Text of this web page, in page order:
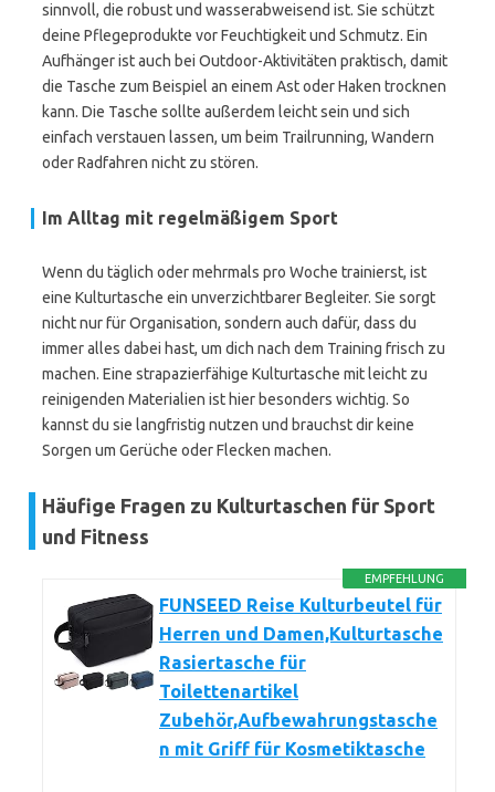
sinnvoll, die robust und wasserabweisend ist. Sie schützt
deine Pflegeprodukte vor Feuchtigkeit und Schmutz. Ein
Aufhänger ist auch bei Outdoor-Aktivitäten praktisch, damit
die Tasche zum Beispiel an einem Ast oder Haken trocknen
kann. Die Tasche sollte außerdem leicht sein und sich
einfach verstauen lassen, um beim Trailrunning, Wandern
oder Radfahren nicht zu stören.
Im Alltag mit regelmäßigem Sport
Wenn du täglich oder mehrmals pro Woche trainierst, ist
eine Kulturtasche ein unverzichtbarer Begleiter. Sie sorgt
nicht nur für Organisation, sondern auch dafür, dass du
immer alles dabei hast, um dich nach dem Training frisch zu
machen. Eine strapazierfähige Kulturtasche mit leicht zu
reinigenden Materialien ist hier besonders wichtig. So
kannst du sie langfristig nutzen und brauchst dir keine
Sorgen um Gerüche oder Flecken machen.
Häufige Fragen zu Kulturtaschen für Sport
und Fitness
EMPFEHLUNG
FUNSEED Reise Kulturbeutel für
Herren und Damen,Kulturtasche
Rasiertasche für
Toilettenartikel
Zubehör,Aufbewahrungstasche
n mit Griff für Kosmetiktasche